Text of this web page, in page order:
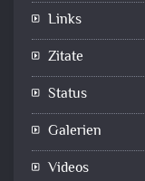
Links
Zitate
Status
Galerien
Videos